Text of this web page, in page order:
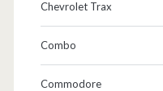
Chevrolet Trax
Combo
Commodore